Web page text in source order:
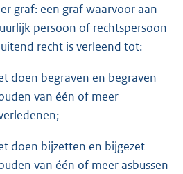
graf: een graf waarvoor aan
persoon of rechtspersoon
recht is verleend tot:
doen begraven en begraven
van één of meer
doen bijzetten en bijgezet
van één of meer asbussen